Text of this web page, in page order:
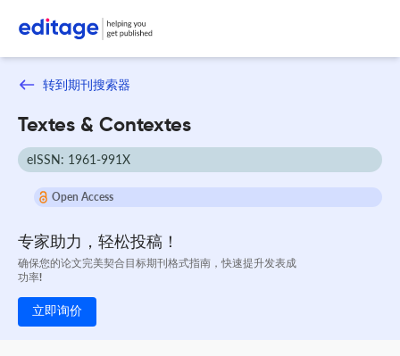
转到期刊搜索器
Textes & Contextes
eISSN: 1961-991X
Open Access
专家助力，轻松投稿！
确保您的论文完美契合目标期刊格式指南，快速提升发表成
功率!
立即询价